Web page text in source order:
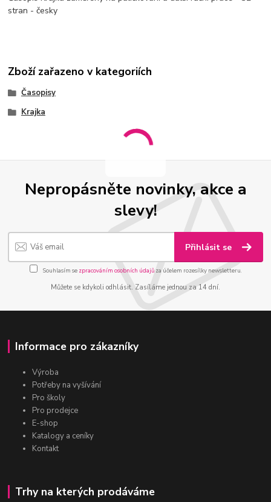
stran - česky
Zboží zařazeno v kategoriích
Časopisy
Krajka
Nepropásněte novinky, akce a
slevy!
Přihlásit se
Souhlasím se zpracováním osobních údajůza účelem rozesílky newsletteru.
Můžete se kdykoli odhlásit. Zasíláme jednou za 14 dní.
Informace pro zákazníky
Výroba
Potřeby na vyšívání
Pro školy
Pro prodejce
E-shop
Katalogy a ceníky
Kontakt
Trhy na kterých prodáváme